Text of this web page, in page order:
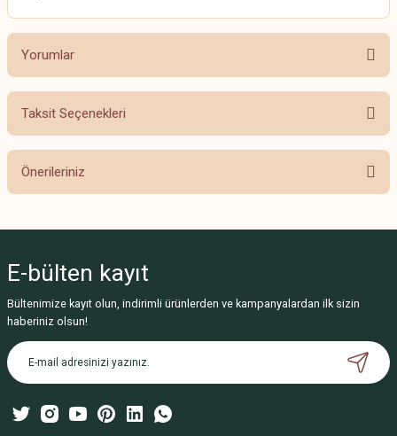
Yorumlar
Bu ürüne ilk yorumu siz yapın!
Taksit Seçenekleri
Önerileriniz
Görüş ve önerileriniz için teşekkür ederiz.
Ürün resmi kalitesiz, bozuk veya görüntülenemiyor.
Ürün açıklamasında eksik bilgiler bulunuyor.
Ürün bilgilerinde hatalar bulunuyor.
Bu ürüne benzer farklı alternatifler olmalı.
E-bülten kayıt
Bültenimize kayıt olun, indirimli ürünlerden ve kampanyalardan ilk sizin
haberiniz olsun!